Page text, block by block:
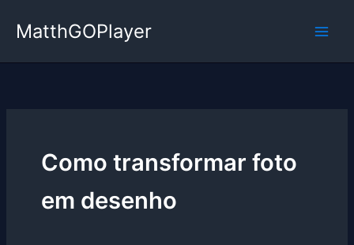
para
conteúdo
MatthGOPlayer
Como transformar foto
em desenho